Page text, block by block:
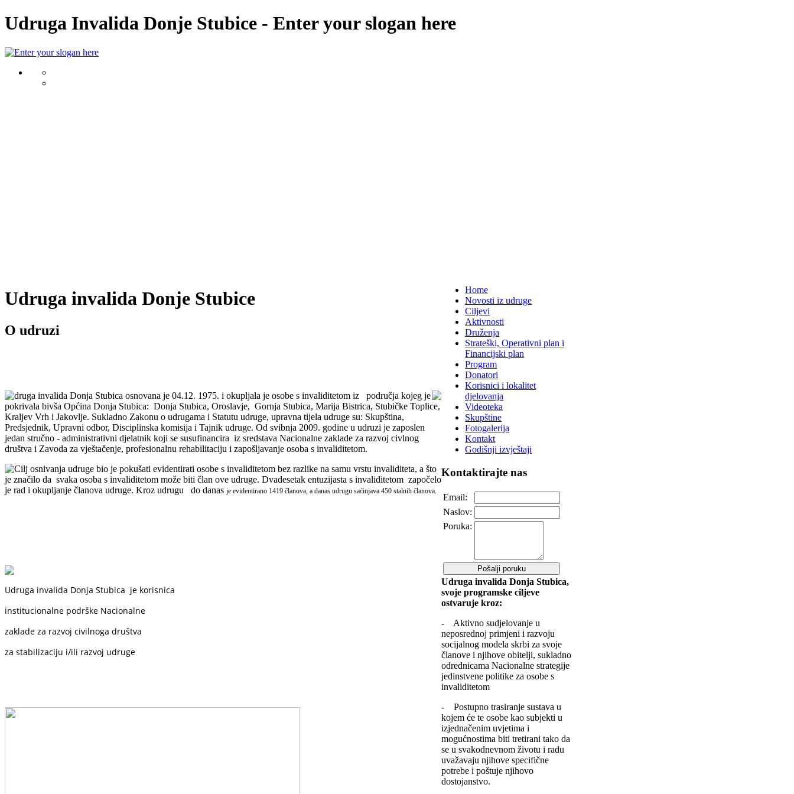
Udruga Invalida Donje Stubice - Enter your slogan here
Udruga invalida Donje Stubice
O udruzi
druga invalida Donja Stubica osnovana je 04.12. 1975. i okupljala je osobe s invaliditetom iz područja kojeg je
pokrivala bivša Općina Donja Stubica: Donja Stubica, Oroslavje, Gornja Stubica, Marija Bistrica, Stubičke Toplice,
Kraljev Vrh i Jakovlje. Sukladno Zakonu o udrugama i Statutu udruge, upravna tijela udruge su: Skupština,
Predsjednik, Upravni odbor, Disciplinska komisija i Tajnik udruge. Od svibnja 2009. godine u udruzi je zaposlen
jedan stručno - administrativni djelatnik koji se susufinancira iz sredstava Nacionalne zaklade za razvoj civlnog
društva i Zavoda za vještačenje, profesionalnu rehabilitaciju i zapošljavanje osoba s invaliditetom.
Cilj osnivanja udruge bio je pokušati evidentirati osobe s invaliditetom bez razlike na samu vrstu invaliditeta, a što
je značilo da svaka osoba s invaliditetom može biti član ove udruge. Dvadesetak entuzijasta s invaliditetom započelo
je rad i okupljanje članova udruge. Kroz udrugu do danas je evidentirano 1419 članova, a danas udrugu saćinjava 450 stalnih članova.
Udruga invalida Donja Stubica je korisnica
institucionalne podrške Nacionalne
zaklade za razvoj civilnoga društva
za stabilizaciju i/ili razvoj udruge
Home
Novosti iz udruge
Ciljevi
Aktivnosti
Druženja
Strateški, Operativni plan i
Financijski plan
Program
Donatori
Korisnici i lokalitet
djelovanja
Videoteka
Skupštine
Fotogalerija
Kontakt
Godišnji izvještaji
Kontaktirajte nas
Email:
Naslov:
Poruka:
Udruga invalida Donja Stubica,
svoje programske ciljeve
ostvaruje kroz:
- Aktivno sudjelovanje u
neposrednoj primjeni i razvoju
socijalnog modela skrbi za svoje
članove i njihove obitelji, sukladno
odrednicama Nacionalne strategije
jedinstvene politike za osobe s
invaliditetom
- Postupno trasiranje sustava u
kojem će te osobe kao subjekti u
izjednačenim uvjetima i
mogućnostima biti tretirani tako da
se u svakodnevnom životu i radu
uvažavaju njihove specifične
potrebe i poštuje njihovo
dostojanstvo.